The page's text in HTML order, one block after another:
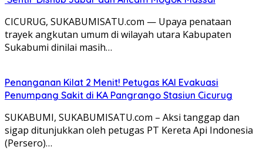
CICURUG, SUKABUMISATU.com — Upaya penataan
trayek angkutan umum di wilayah utara Kabupaten
Sukabumi dinilai masih…
Penanganan Kilat 2 Menit! Petugas KAI Evakuasi
Penumpang Sakit di KA Pangrango Stasiun Cicurug
SUKABUMI, SUKABUMISATU.com – Aksi tanggap dan
sigap ditunjukkan oleh petugas PT Kereta Api Indonesia
(Persero)…